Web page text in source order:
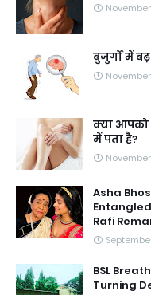
बुजुर्गों में बढ़
क्या आपको
में पता है?
Asha
Rafi
BSL
Turning